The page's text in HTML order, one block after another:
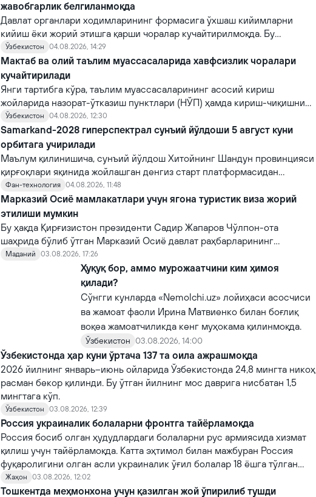
жавобгарлик белгиланмоқда
Давлат органлари ходимларининг формасига ўхшаш кийимларни
кийиш ёки жорий этишга қарши чоралар кучайтирилмоқда. Бу
фуқароларни чалғитиш ва давлат органлари номидан ишончнинг
суиистеъмол қилинишини олдини олишга қаратилган.
Ўзбекистон 04.08.2026, 14:29
Мактаб ва олий таълим муассасаларида хавфсизлик чоралари
кучайтирилади
Янги тартибга кўра, таълим муассасаларининг асосий кириш
жойларида назорат-ўтказиш пунктлари (НЎП) ҳамда кириш-чиқишни
назорат қилувчи электрон тизимлар ўрнатилади.
Ўзбекистон 04.08.2026, 12:30
Samarkand-2028 гиперспектрал сунъий йўлдоши 5 август куни
орбитага учирилади
Маълум қилинишича, сунъий йўлдош Хитойнинг Шандун провинцияси
қирғоқлари яқинида жойлашган денгиз старт платформасидан
STAR.VISION компанияси томонидан Lampung-1 йўлдоши билан бирга
фазога учирилади.
Фан-технология 04.08.2026, 11:48
Марказий Осиё мамлакатлари учун ягона туристик виза жорий
этилиши мумкин
Бу ҳақда Қирғизистон президенти Садир Жапаров Чўлпон-ота
шаҳрида бўлиб ўтган Марказий Осиё давлат раҳбарларининг
норасмий учрашувида маълум қилди.
Маданий 03.08.2026, 17:26
Ҳуқуқ бор, аммо мурожаатчини ким ҳимоя
қилади?
Сўнгги кунларда «Nemolchi.uz» лойиҳаси асосчиси
ва жамоат фаоли Ирина Матвиенко билан боғлиқ
воқеа жамоатчиликда кенг муҳокама қилинмоқда.
Ўзбекистон 03.08.2026, 14:00
Ўзбекистонда ҳар куни ўртача 137 та оила ажрашмоқда
2026 йилнинг январь–июнь ойларида Ўзбекистонда 24,8 мингта никоҳ
расман бекор қилинди. Бу ўтган йилнинг мос даврига нисбатан 1,5
мингтага кўп.
Ўзбекистон 03.08.2026, 12:39
Россия украиналик болаларни фронтга тайёрламоқда
Россия босиб олган ҳудудлардаги болаларни рус армиясида хизмат
қилиш учун тайёрламоқда. Катта эҳтимол билан мажбуран Россия
фуқаролигини олган асли украиналик ўғил болалар 18 ёшга тўлган
заҳоти ҳарбий хизматга чақирилади.
Жаҳон 03.08.2026, 12:02
Тошкентда меҳмонхона учун қазилган жой ўпирилиб тушди